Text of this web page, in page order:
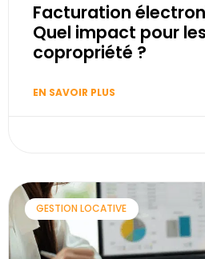
Facturation
Quel impact pour
copropriété ?
EN SAVOIR PLUS
GESTION LOCATIVE